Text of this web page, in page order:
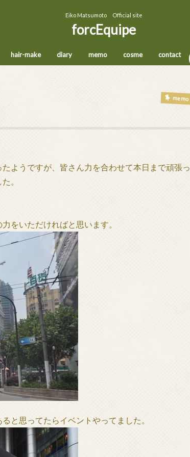
Eiko Matsumoto Official site
forcEquipe
hair-make diary memo cosme contact
memo
ようですが、皆さん力を合わせて本日まで頑張っ
。
をいただければと思います。
と思ってたらイベントやってました。